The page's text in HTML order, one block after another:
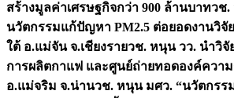
สร้างมูลค่าเศรษฐกิจกว่า 900 ล้านบาทวช.
นวัตกรรมแก้ปัญหา PM2.5 ต่อยอดงานวิ
ใต้ อ.แม่จัน จ.เชียงรายวช. หนุน วว. นำวิ
การผลิตกาแฟ และศูนย์ถ่ายทอดองค์ควา
อ.แม่จริม จ.น่านวช. หนุน มศว. “นวัตกรร